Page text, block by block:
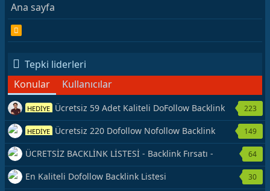
Ana sayfa
S
Tepki liderleri
Konular
Kullanıcılar
HEDİYE Ücretsiz 59 Adet Kaliteli DoFollow Backlink
Kaynağı Veriyorum.
223
HEDİYE Ücretsiz 220 Dofollow Nofollow Backlink
Veriyorum
149
ÜCRETSİZ BACKLİNK LİSTESİ - Backlink Fırsatı -
Hemen Yetiş!
64
En Kaliteli Dofollow Backlink Listesi 30